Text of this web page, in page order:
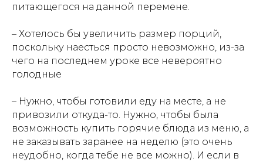
питающегося на данной перемене.
– Хотелось бы увеличить размер порций,
поскольку наесться просто невозможно, из-за
чего на последнем уроке все невероятно
голодные
– Нужно, чтобы готовили еду на месте, а не
привозили откуда-то. Нужно, чтобы была
возможность купить горячие блюда из меню, а
не заказывать заранее на неделю (это очень
неудобно, когда тебе не все можно). И если в